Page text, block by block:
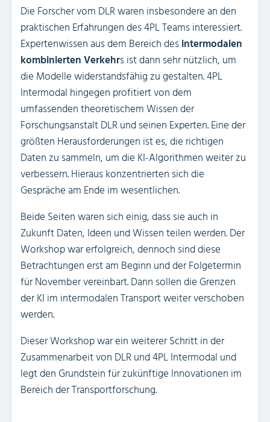
Die Forscher vom DLR waren insbesondere an den
praktischen Erfahrungen des 4PL Teams interessiert.
Expertenwissen aus dem Bereich desintermodalen
kombinierten Verkehrs ist dann sehr nützlich, um
die Modelle widerstandsfähig zu gestalten. 4PL
Intermodal hingegen profitiert von dem
umfassenden theoretischem Wissen der
Forschungsanstalt DLR und seinen Experten. Eine der
größten Herausforderungen ist es, die richtigen
Daten zu sammeln, um die KI-Algorithmen weiter zu
verbessern. Hieraus konzentrierten sich die
Gespräche am Ende im wesentlichen.
Beide Seiten waren sich einig, dass sie auch in
Zukunft Daten, Ideen und Wissen teilen werden. Der
Workshop war erfolgreich, dennoch sind diese
Betrachtungen erst am Beginn und der Folgetermin
für November vereinbart. Dann sollen die Grenzen
der KI im intermodalen Transport weiter verschoben
werden.
Dieser Workshop war ein weiterer Schritt in der
Zusammenarbeit von DLR und 4PL Intermodal und
legt den Grundstein für zukünftige Innovationen im
Bereich der Transportforschung.